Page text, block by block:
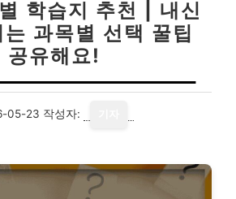
학습지 추천 | 내신
과목별 선택 꿀팁
공유해요!
05-23 작성자: